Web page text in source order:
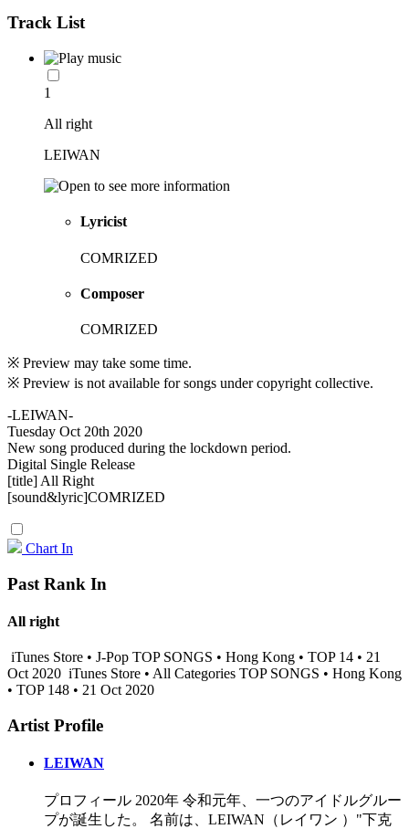
Track List
1
All right
LEIWAN
Lyricist
COMRIZED
Composer
COMRIZED
※ Preview may take some time.
※ Preview is not available for songs under copyright collective.
-LEIWAN-
Tuesday Oct 20th 2020
New song produced during the lockdown period.
Digital Single Release
[title] All Right
[sound&lyric]COMRIZED
Chart In
Past Rank In
All right
iTunes Store • J-Pop TOP SONGS • Hong Kong • TOP 14 • 21
Oct 2020 iTunes Store • All Categories TOP SONGS • Hong Kong
• TOP 148 • 21 Oct 2020
Artist Profile
LEIWAN
プロフィール 2020年 令和元年、一つのアイドルグルー
プが誕生した。 名前は、LEIWAN（レイワン ）"下克